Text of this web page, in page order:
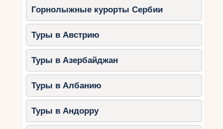
Горнолыжные курорты Сербии
Туры в Австрию
Туры в Азербайджан
Туры в Албанию
Туры в Андорру